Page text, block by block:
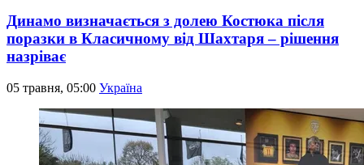
Динамо визначається з долею Костюка після
поразки в Класичному від Шахтаря – рішення
назріває
05 травня, 05:00 Україна